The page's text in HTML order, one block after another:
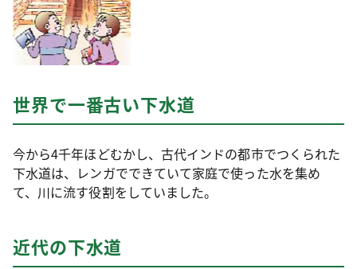
世界で一番古い下水道
今から4千年ほどむかし、古代インドの都市でつくられた
下水道は、レンガでできていて家庭で使った水を集め
て、川に流す役割をしていました。
近代の下水道